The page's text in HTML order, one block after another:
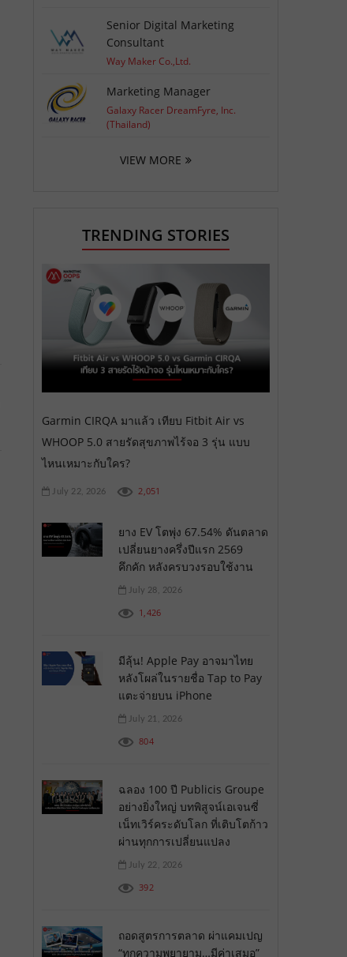
Senior Digital Marketing
Consultant
Way Maker Co.,Ltd.
Marketing Manager
Galaxy Racer DreamFyre, Inc.
(Thailand)
VIEW MORE
TRENDING STORIES
Garmin CIRQA มาแล้ว เทียบ Fitbit Air vs
WHOOP 5.0 สายรัดสุขภาพไร้จอ 3 รุ่น แบบ
ไหนเหมาะกับใคร?
July 22, 2026 2,051
ยาง EV โตพุ่ง 67.54% ดันตลาด
เปลี่ยนยางครึ่งปีแรก 2569
คึกคัก หลังครบวงรอบใช้งาน
July 28, 2026
1,426
มีลุ้น! Apple Pay อาจมาไทย
หลังโผล่ในรายชื่อ Tap to Pay
แตะจ่ายบน iPhone
July 21, 2026
804
ฉลอง 100 ปี Publicis Groupe
อย่างยิ่งใหญ่ บทพิสูจน์เอเจนซี่
เน็ทเวิร์คระดับโลก ที่เติบโตก้าว
ผ่านทุกการเปลี่ยนแปลง
July 22, 2026
392
ถอดสูตรการตลาด ผ่าแคมเปญ
“ทุกความพยายาม…มีค่าเสมอ”